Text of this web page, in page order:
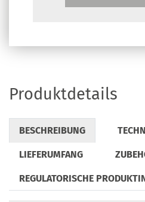
Produktdetails
BESCHREIBUNG
LIEFERUMFANG
REGULATORISCHE